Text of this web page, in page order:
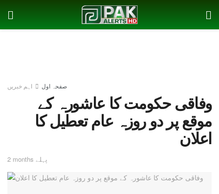
صفحہ اول اہم خبریں
وفاقی حکومت کا عاشورہ کے
موقع پر دو روزہ عام تعطیل کا
اعلان
2 months پہلے